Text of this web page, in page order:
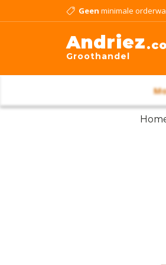
Geen minimale
Andriez
Groothandel